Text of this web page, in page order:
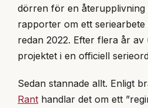
dörren för en återupplivning
rapporter om ett
redan 2022. Efter flera år av
projektet i en officiell
Sedan stannade allt. Enligt
Rant handlar det om ett